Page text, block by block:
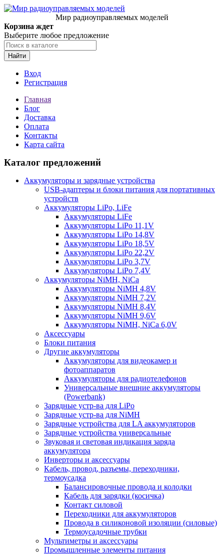
Мир радиоуправляемых моделей
Корзина ждет
Выберите любое предложение
Найти
Вход
Регистрация
Главная
Блог
Доставка
Оплата
Контакты
Карта сайта
Каталог предложений
Аккумуляторы и зарядные устройства
USB-адаптеры и блоки питания для портативных
устройств
Аккумуляторы LiPo, LiFe
Аккумуляторы LiFe
Аккумуляторы LiPo 11,1V
Аккумуляторы LiPo 14,8V
Аккумуляторы LiPo 18,5V
Аккумуляторы LiPo 22,2V
Аккумуляторы LiPo 3,7V
Аккумуляторы LiPo 7,4V
Аккумуляторы NiMH, NiCa
Аккумуляторы NiMH 4,8V
Аккумуляторы NiMH 7,2V
Аккумуляторы NiMH 8,4V
Аккумуляторы NiMH 9,6V
Аккумуляторы NiMH, NiCa 6,0V
Аксессуары
Блоки питания
Другие аккумуляторы
Аккумуляторы для видеокамер и
фотоаппаратов
Аккумуляторы для радиотелефонов
Универсальные внешние аккумуляторы
(Powerbank)
Зарядные устр-ва для LiPo
Зарядные устр-ва для NiMH
Зарядные устройства для LA аккумуляторов
Зарядные устройства универсальные
Звуковая и световая индикация заряда
аккумулятора
Инверторы и аксессуары
Кабель, провод, разъемы, переходники,
термоусадка
Балансировочные провода и колодки
Кабель для зарядки (косичка)
Контакт силовой
Переходники для аккумуляторов
Провода в силиконовой изоляции (силовые)
Термоусадочные трубки
Мультиметры и аксессуары
Промышленные элементы питания